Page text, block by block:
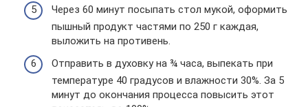
Через 60 минут посыпать стол мукой, оформить
пышный продукт частями по 250 г каждая,
выложить на противень.
Отправить в духовку на ¾ часа, выпекать при
температуре 40 градусов и влажности 30%. За 5
минут до окончания процесса повысить этот